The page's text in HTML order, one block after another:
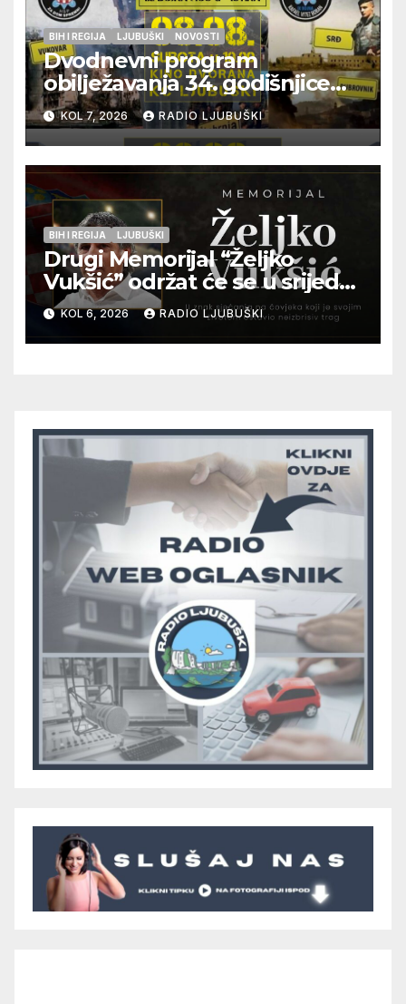
BIH I REGIJA LJUBUŠKI NOVOSTI
Dvodnevni program
obilježavanja 34. godišnjice
pogibije generala Blaža
Kraljevića i osmorice
pripadnika HOS-a
KOL 7, 2026 RADIO LJUBUŠKI
BIH I REGIJA LJUBUŠKI
Drugi Memorijal “Željko
Vukšić” održat će se u srijedu
12. kolovoza u Otoku
KOL 6, 2026 RADIO LJUBUŠKI